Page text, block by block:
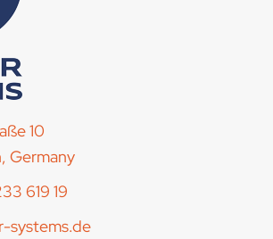
10
Germany
619 19
systems.de